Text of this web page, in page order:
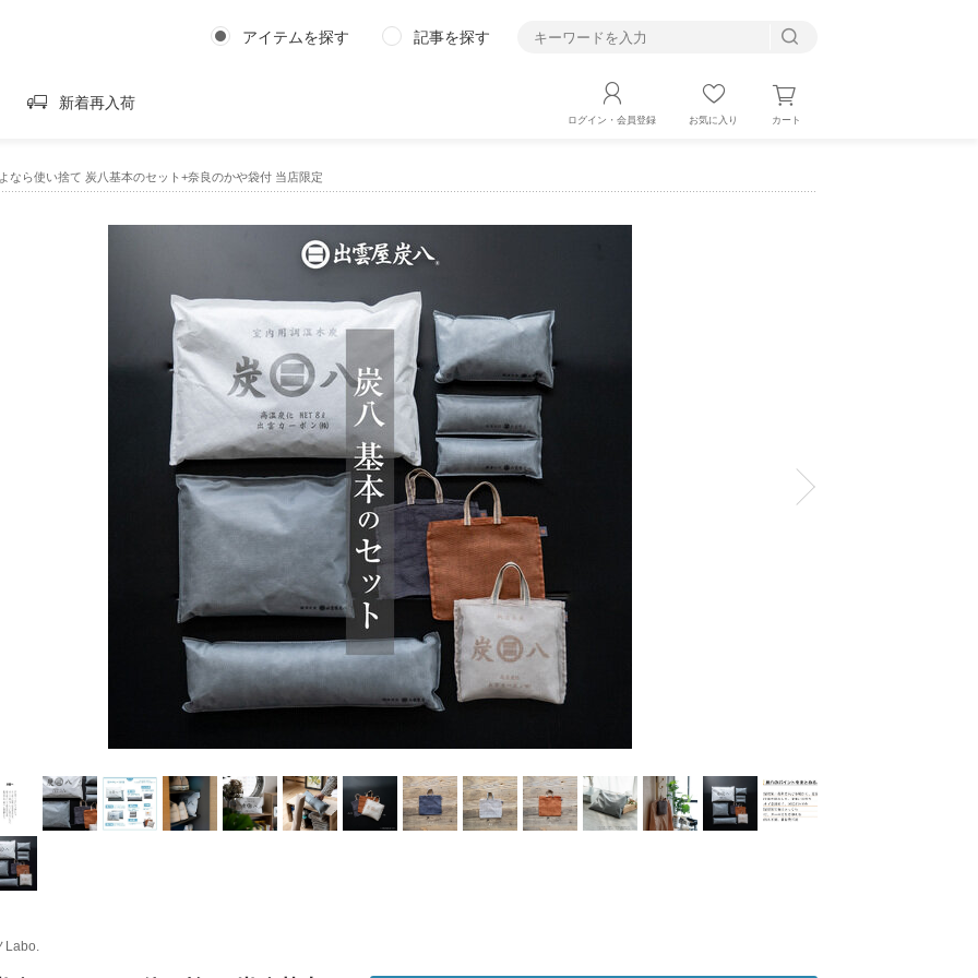
アイテムを探す 記事を探す
新着再入荷
ログイン・会員登録 お気に入り カート
なら使い捨て 炭八基本のセット+奈良のかや袋付 当店限定
Labo.